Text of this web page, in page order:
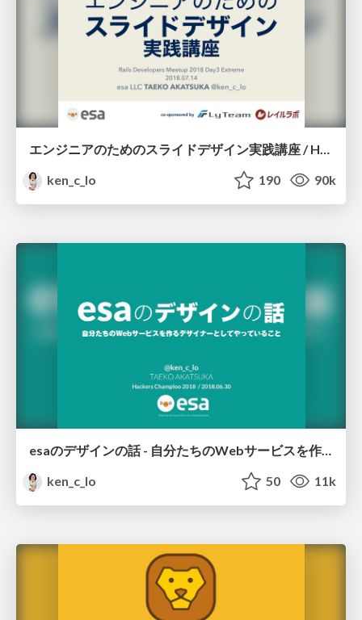
エンジニアのためのスライドデザイン実践講座 / How to design presentations for engineers
ken_c_lo
190 90k
esaのデザインの話 - 自分たちのWebサービスを作るデザイナーとしてやっていること / Design Talk of esa
ken_c_lo
50 11k